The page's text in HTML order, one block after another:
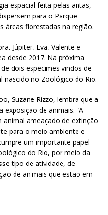
espacial feita pelas antas,
para o Parque
áreas florestadas na região.
Júpiter, Eva, Valente e
desde 2017. Na próxima
dois espécimes vindos de
nascido no Zoológico do Rio.
Suzane Rizzo, lembra que a
de animais. “A
ameaçado de extinção
para o meio ambiente e
um importante papel
do Rio, por meio da
tipo de atividade, de
de animais que estão em